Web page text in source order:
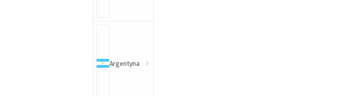
Argentyna